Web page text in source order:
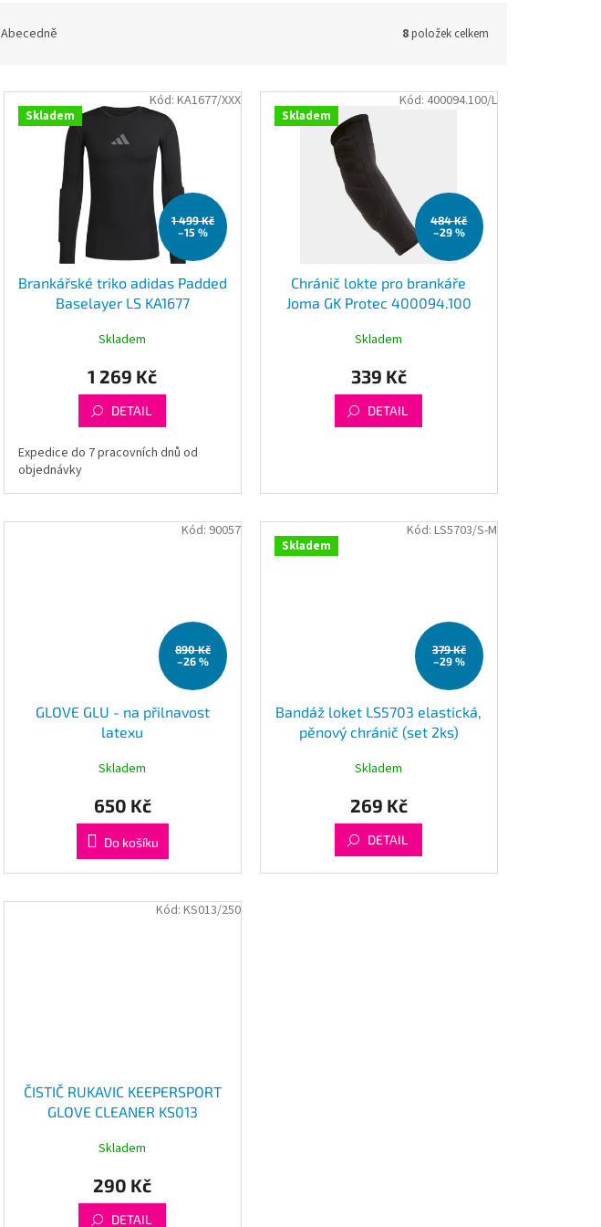
Abecedně 8položek celkem
Skladem
1 499 Kč
–15 %
Brankářské triko adidas Padded
Baselayer LS KA1677
Skladem
1 269 Kč
DETAIL
Expedice do 7 pracovních dnů od
objednávky
Kód: KA1677/XXX
Skladem
484 Kč
–29 %
Chránič lokte pro brankáře
Joma GK Protec 400094.100
Skladem
339 Kč
DETAIL
Kód: 400094.100/L
890 Kč
–26 %
GLOVE GLU - na přilnavost
latexu
Skladem
650 Kč
Do košíku
Kód: 90057
Skladem
379 Kč
–29 %
Bandáž loket LS5703 elastická,
pěnový chránič (set 2ks)
Skladem
269 Kč
DETAIL
Kód: LS5703/S-M
ČISTIČ RUKAVIC KEEPERSPORT
GLOVE CLEANER KS013
Skladem
290 Kč
DETAIL
Kód: KS013/250